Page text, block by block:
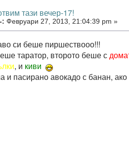
тази вечер-17!
: Февруари 27, 2013, 21:04:39 pm »
си беше пиршествооо!!!
таратор, второто беше с
, и киви
и пасирано авокадо с банан,